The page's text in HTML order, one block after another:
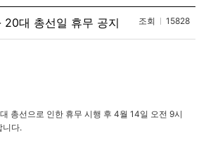
대 총선일 휴무 공지 조회 15828
총선으로 인한 휴무 시행 후 4월 14일 오전 9시
니다.